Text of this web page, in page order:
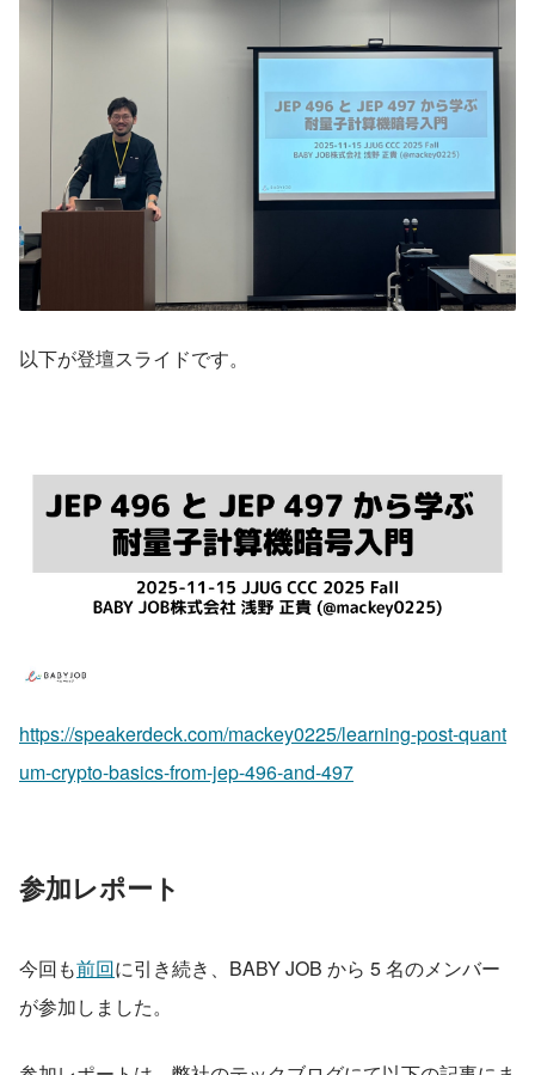
以下が登壇スライドです。
https://speakerdeck.com/mackey0225/learning-post-quant
um-crypto-basics-from-jep-496-and-497
参加レポート
今回も前回に引き続き、BABY JOB から 5 名のメンバー
が参加しました。